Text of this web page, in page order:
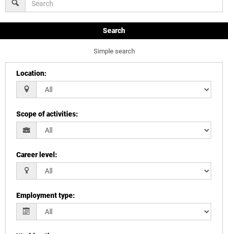
Search
Simple search
Location:
Scope of activities:
Career level:
Employment type: